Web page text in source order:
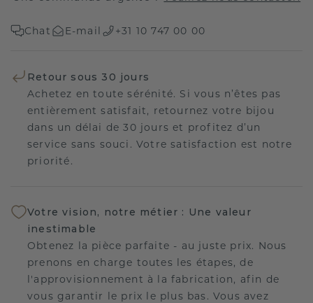
Chat E-mail +31 10 747 00 00
Retour sous 30 jours
Achetez en toute sérénité. Si vous n’êtes pas
entièrement satisfait, retournez votre bijou
dans un délai de 30 jours et profitez d’un
service sans souci. Votre satisfaction est notre
priorité.
Votre vision, notre métier : Une valeur
inestimable
Obtenez la pièce parfaite - au juste prix. Nous
prenons en charge toutes les étapes, de
l'approvisionnement à la fabrication, afin de
vous garantir le prix le plus bas. Vous avez